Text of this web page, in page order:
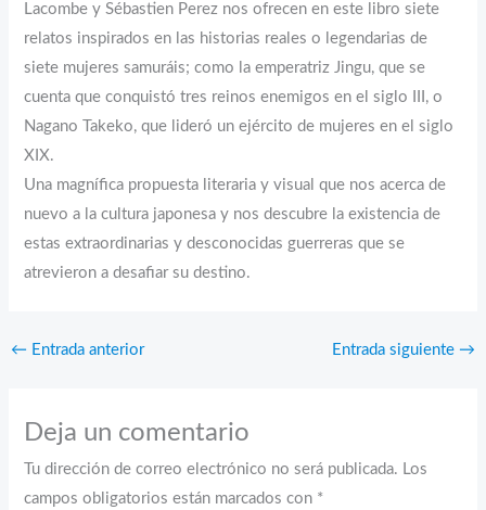
Lacombe y Sébastien Perez nos ofrecen en este libro siete
relatos inspirados en las historias reales o legendarias de
siete mujeres samuráis; como la emperatriz Jingu, que se
cuenta que conquistó tres reinos enemigos en el siglo III, o
Nagano Takeko, que lideró un ejército de mujeres en el siglo
XIX.
Una magnífica propuesta literaria y visual que nos acerca de
nuevo a la cultura japonesa y nos descubre la existencia de
estas extraordinarias y desconocidas guerreras que se
atrevieron a desafiar su destino.
← Entrada anterior Entrada siguiente →
Deja un comentario
Tu dirección de correo electrónico no será publicada. Los
campos obligatorios están marcados con *